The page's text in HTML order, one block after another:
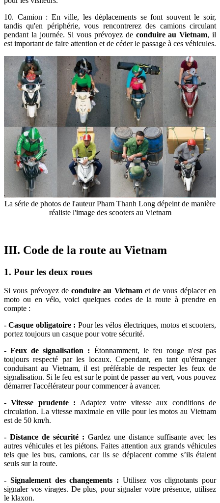
10. Camion : En ville, les déplacements se font souvent le soir,
tandis qu'en périphérie, vous rencontrerez des camions circulant
pendant la journée. Si vous prévoyez de conduire au Vietnam, il
est important de faire attention et de céder le passage à ces véhicules.
La série de photos de l'auteur Pham Thanh Long dépeint de manière
réaliste l'image des scooters au Vietnam
III. Code de la route au Vietnam
1. Pour les deux roues
Si vous prévoyez deconduire au Vietnamet de vous déplacer en
moto ou en vélo, voici quelques codes de la route à prendre en
compte :
- Casque obligatoire : Pour les vélos électriques, motos et scooters,
portez toujours un casque pour votre sécurité.
- Feux de signalisation : Étonnamment, le feu rouge n'est pas
toujours respecté par les locaux. Cependant, en tant qu'étranger
conduisant au Vietnam, il est préférable de respecter les feux de
signalisation. Si le feu est sur le point de passer au vert, vous pouvez
démarrer l'accélérateur pour commencer à avancer.
- Vitesse prudente : Adaptez votre vitesse aux conditions de
circulation. La vitesse maximale en ville pour les motos au Vietnam
est de 50 km/h.
- Distance de sécurité : Gardez une distance suffisante avec les
autres véhicules et les piétons. Faites attention aux grands véhicules
tels que les bus, camions, car ils se déplacent comme s’ils étaient
seuls sur la route.
- Signalement des changements : Utilisez vos clignotants pour
signaler vos virages. De plus, pour signaler votre présence, utilisez
le klaxon.